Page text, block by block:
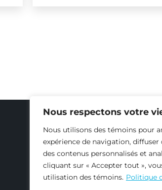
Nous respectons votre
Nous utilisons des témoins pour
expérience de navigation,
des contenus personnalisés et
cliquant sur « Accepter tout »,
utilisation des témoins. Politique